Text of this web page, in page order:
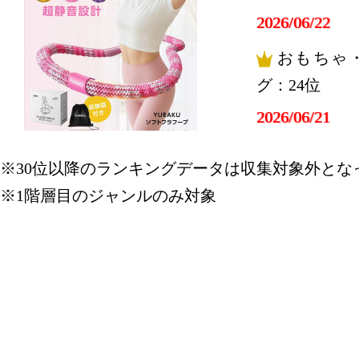
2026/06/22
おもちゃ
グ：24位
2026/06/21
グ：28位
※30位以降のランキングデータは収集対象外とな
※1階層目のジャンルのみ対象